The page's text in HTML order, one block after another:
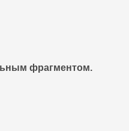
фрагментом.